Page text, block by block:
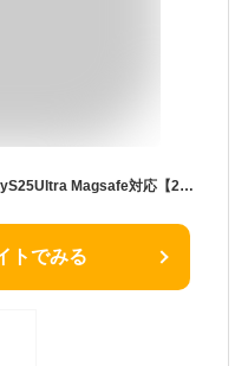
iFace First Class GalaxyS25 GalaxyS25Ultra Magsafe対応【2wayストラップ特典付】 Magsynq スマホケース アイフェイス ファーストクラス ギャラクシーエス25 全5色 耐衝撃 ストラップホール【並行輸入正規品】 送料無料 SC-51F SCG31 SC-52F SCG32 マグシンク
トでみる